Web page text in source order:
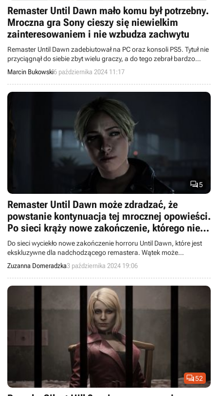
Remaster Until Dawn mało komu był potrzebny.
Mroczna gra Sony cieszy się niewielkim
zainteresowaniem i nie wzbudza zachwytu
Remaster Until Dawn zadebiutował na PC oraz konsoli PS5. Tytuł nie
przyciągnął do siebie zbyt wielu graczy, a do tego zebrał bardzo
mieszane opinie.
Marcin Bukowski6 października 2024 11:17
5
Remaster Until Dawn może zdradzać, że
powstanie kontynuacja tej mrocznej opowieści.
Po sieci krąży nowe zakończenie, którego nie
było w pierwowzorze
Do sieci wyciekło nowe zakończenie horroru Until Dawn, które jest
ekskluzywne dla nadchodzącego remastera. Wątek może
sugerować nadejście sequela.
Zuzanna Domeradzka3 października 2024 19:06
52